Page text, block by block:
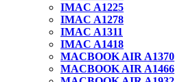
IMAC A1225
IMAC A1278
IMAC A1311
IMAC A1418
MACBOOK AIR A1370
MACBOOK AIR A1466